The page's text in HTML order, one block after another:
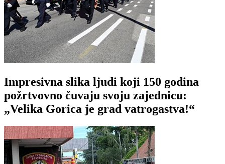
Impresivna slika ljudi koji 150 godina
požrtvovno čuvaju svoju zajednicu:
„Velika Gorica je grad vatrogastva!“